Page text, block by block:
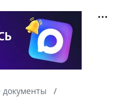
документы